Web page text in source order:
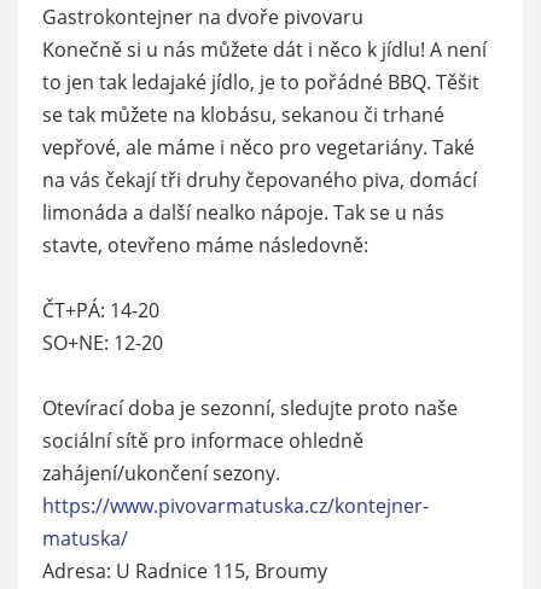
Gastrokontejner na dvoře pivovaru
Konečně si u nás můžete dát i něco k jídlu! A není
to jen tak ledajaké jídlo, je to pořádné BBQ. Těšit
se tak můžete na klobásu, sekanou či trhané
vepřové, ale máme i něco pro vegetariány. Také
na vás čekají tři druhy čepovaného piva, domácí
limonáda a další nealko nápoje. Tak se u nás
stavte, otevřeno máme následovně:
ČT+PÁ: 14-20
SO+NE: 12-20
Otevírací doba je sezonní, sledujte proto naše
sociální sítě pro informace ohledně
zahájení/ukončení sezony.
https://www.pivovarmatuska.cz/kontejner-
matuska/
Adresa: U Radnice 115, Broumy